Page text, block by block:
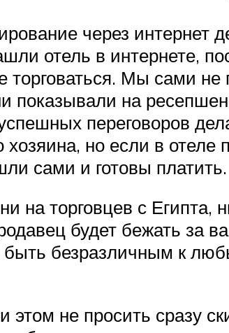
через интернет
отель в интернете,
торговаться. Мы сами
показывали на
переговоров
хозяина, но если в отеле
сами и готовы платить.
на торговцев с Египта,
будет бежать за
быть безразличным к
этом не просить сразу